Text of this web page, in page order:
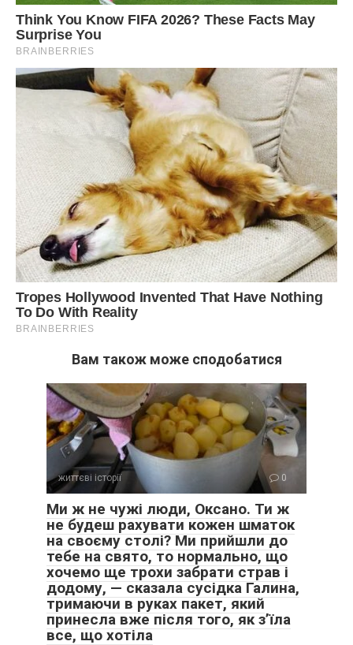
Вам також може сподобатися
життєві історії 0
Ми ж не чужі люди, Оксано. Ти ж
не будеш рахувати кожен шматок
на своєму столі? Ми прийшли до
тебе на свято, то нормально, що
хочемо ще трохи забрати страв і
додому, — сказала сусідка Галина,
тримаючи в руках пакет, який
принесла вже після того, як з’їла
все, що хотіла